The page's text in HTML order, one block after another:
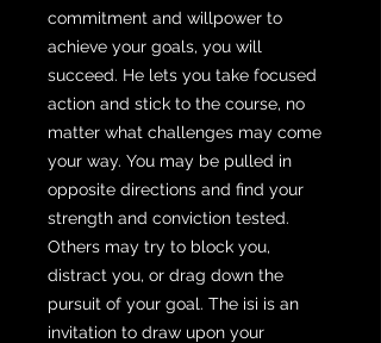
commitment and willpower to
achieve your goals, you will
succeed. He lets you take focused
action and stick to the course, no
matter what challenges may come
your way. You may be pulled in
opposite directions and find your
strength and conviction tested.
Others may try to block you,
distract you, or drag down the
pursuit of your goal. The isi is an
invitation to draw upon your